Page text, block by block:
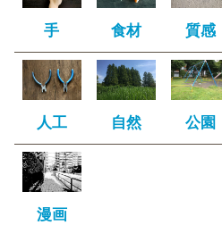
手 食材 質感
人工 自然 公園
漫画